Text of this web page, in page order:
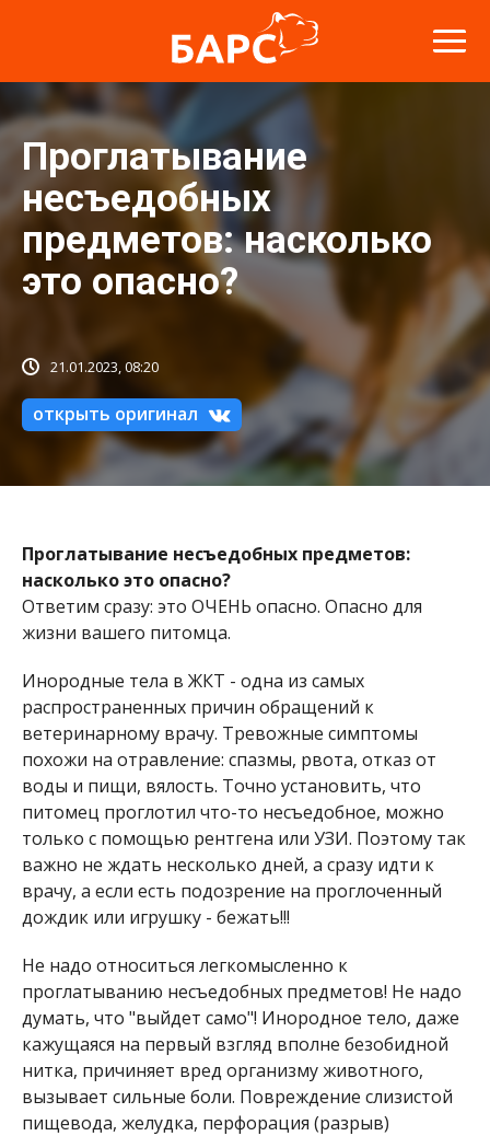
Проглатывание
несъедобных
предметов: насколько
это опасно?
21.01.2023, 08:20
открыть оригинал
Проглатывание несъедобных предметов:
насколько это опасно?
Ответим сразу: это ОЧЕНЬ опасно. Опасно для
жизни вашего питомца.
Инородные тела в ЖКТ - одна из самых
распространенных причин обращений к
ветеринарному врачу. Тревожные симптомы
похожи на отравление: спазмы, рвота, отказ от
воды и пищи, вялость. Точно установить, что
питомец проглотил что-то несъедобное, можно
только с помощью рентгена или УЗИ. Поэтому так
важно не ждать несколько дней, а сразу идти к
врачу, а если есть подозрение на проглоченный
дождик или игрушку - бежать!!!
Не надо относиться легкомысленно к
проглатыванию несъедобных предметов! Не надо
думать, что "выйдет само"! Инородное тело, даже
кажущаяся на первый взгляд вполне безобидной
нитка, причиняет вред организму животного,
вызывает сильные боли. Повреждение слизистой
пищевода, желудка, перфорация (разрыв)